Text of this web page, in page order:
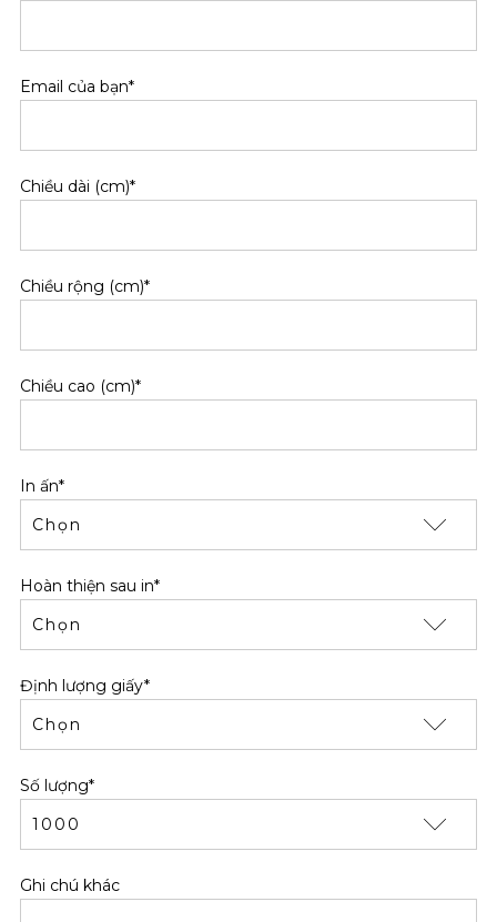
Email của bạn*
Chiều dài (cm)*
Chiều rộng (cm)*
Chiều cao (cm)*
In ấn*
Hoàn thiện sau in*
Định lượng giấy*
Số lượng*
Ghi chú khác